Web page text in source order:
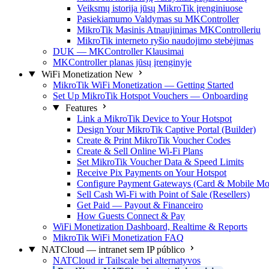
Veiksmų istorija jūsų MikroTik įrenginiuose
Pasiekiamumo Valdymas su MKController
MikroTik Masinis Atnaujinimas MKControlleriu
MikroTik interneto ryšio naudojimo stebėjimas
DUK — MKController Klausimai
MKController planas jūsų įrenginyje
WiFi Monetization New
MikroTik WiFi Monetization — Getting Started
Set Up MikroTik Hotspot Vouchers — Onboarding
Features
Link a MikroTik Device to Your Hotspot
Design Your MikroTik Captive Portal (Builder)
Create & Print MikroTik Voucher Codes
Create & Sell Online Wi-Fi Plans
Set MikroTik Voucher Data & Speed Limits
Receive Pix Payments on Your Hotspot
Configure Payment Gateways (Card & Mobile
Sell Cash Wi-Fi with Point of Sale (Resellers)
Get Paid — Payout & Financeiro
How Guests Connect & Pay
WiFi Monetization Dashboard, Realtime & Reports
MikroTik WiFi Monetization FAQ
NATCloud — intranet sem IP público
NATCloud ir Tailscale bei alternatyvos